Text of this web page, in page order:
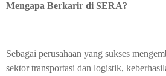
Mengapa Berkarir di SERA?
Sebagai perusahaan yang sukses
sektor transportasi dan logistik,